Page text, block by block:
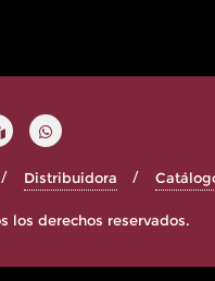
Distribuidora
los derechos reservados.